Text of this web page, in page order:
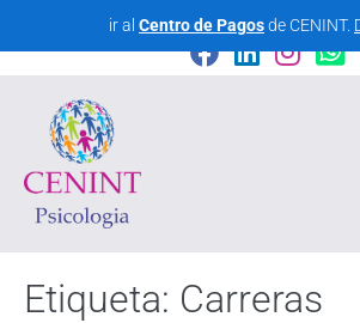
ir al Centro de Pagosde CENINT.
CENINT - Centro Interdisciplinario
Etiqueta: Carreras